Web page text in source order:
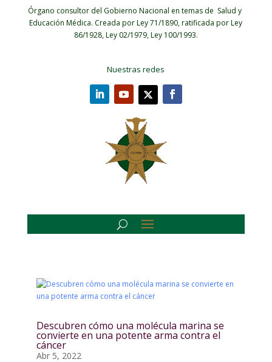
Órgano consultor del Gobierno Nacional en temas de Salud y
Educación Médica. Creada por Ley 71/1890, ratificada por Ley
86/1928, Ley 02/1979, Ley 100/1993.
Nuestras redes
Descubren cómo una molécula marina se
convierte en una potente arma contra el
cáncer
Abr 5, 2022